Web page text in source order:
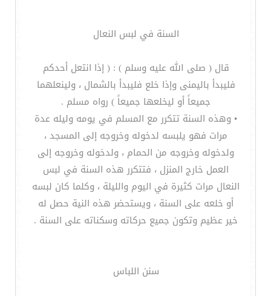
السنة في لبس النعال
قال ( صلى الله عليه وسلم ) : ( إذا انتعل أحدكم
فليبدأ باليمنى وإذا خلع فليبدأ بالشمال ، ولينعلهما
جميعاً أو ليخلعها جميعاً ) رواه مسلم .
• وهذه السنة تتكرر مع المسلم في يومه وليله عدة
مرات فهو يلبسه لدخوله وخروجه إلى المسجد ،
ولدخوله وخروجه من الحمام ، ولدخوله وخروجه إلى
العمل خارج المنزل ، فتتكرر هذه السنة في لبس
النعال مرات كثيرة في اليوم والليلة ، وكلما كان لبسه
أو خلعه على السنة ، ويستحضر هذه النية حصل له
خير عظيم وتكون جميع حركاته وسكناته على السنة .
سنن اللباس